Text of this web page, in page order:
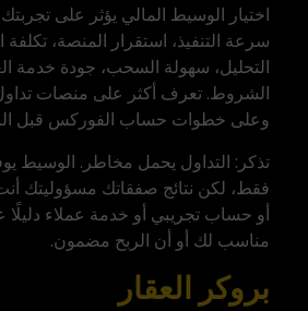
اختيار الوسيط المالي يؤثر على
سرعة التنفيذ، استقرار المنصة،
التحليل، سهولة السحب، جودة خدمة
الشروط. تعرف أكثر على منصات
وعلى خطوات حساب الفوركس قبل
تذكر: التداول يحمل مخاطر. الوسيط
فقط، لكن نتائج صفقاتك مسؤوليتك
أو حساب تجريبي أو خدمة عملاء دليلًا
مناسب لك أو أن الربح مضمون.
بروكر العقار